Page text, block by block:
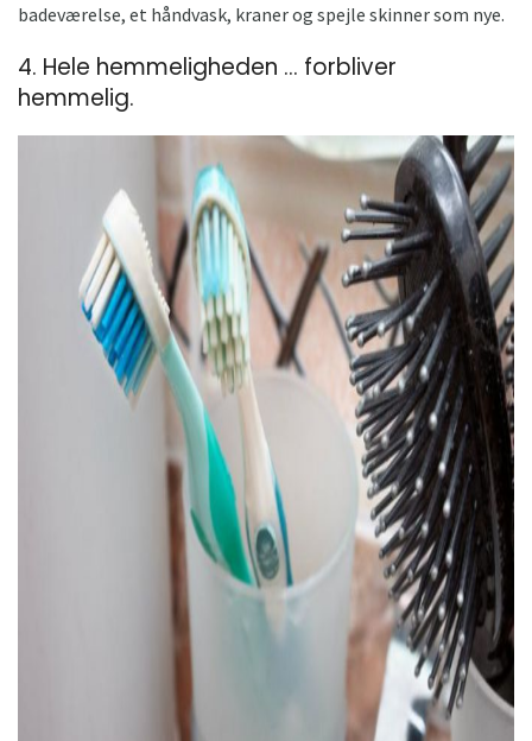
badeværelse, et håndvask, kraner og spejle skinner som nye.
4. Hele hemmeligheden ... forbliver
hemmelig.